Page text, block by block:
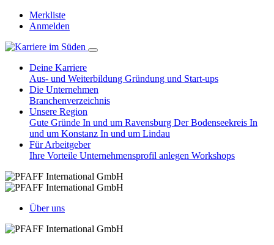
Merkliste
Anmelden
Deine Karriere
Aus- und Weiterbildung Gründung und Start-ups
Die Unternehmen
Branchenverzeichnis
Unsere Region
Gute Gründe In und um Ravensburg Der Bodenseekreis In
und um Konstanz In und um Lindau
Für Arbeitgeber
Ihre Vorteile Unternehmensprofil anlegen Workshops
Über uns